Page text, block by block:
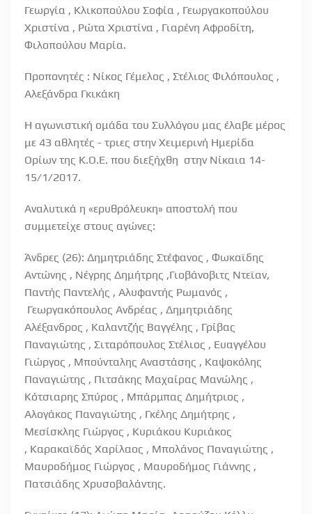
Γεωργία , Κλικοπούλου Σοφία , Γεωργακοπούλου
Χριστίνα , Ρώτα Χριστίνα , Γιαρένη Αφροδίτη,
Φιλοπούλου Μαρία.
Προπονητές : Νίκος Γέμελος , Στέλιος Φιλόπουλος ,
Αλεξάνδρα Γκικάκη
Η αγωνιστική ομάδα του Συλλόγου μας έλαβε μέρος
με 43 αθλητές - τριες στην Χειμερινή Ημερίδα
Ορίων της Κ.Ο.Ε. που διεξήχθη στην Νίκαια 14-
15/1/2017.
Αναλυτικά η «ερυθρόλευκη» αποστολή που
συμμετείχε στους αγώνες:
Άνδρες (26): Δημητριάδης Στέφανος , Φωκαϊδης
Αντώνης , Νέγρης Δημήτρης ,Γιοβάνοβιτς Ντεϊαν,
Παντής Παντελής , Αλυφαντής Ρωμανός ,
Γεωργακόπουλος Ανδρέας , Δημητριάδης
Αλέξανδρος , Καλαντζής Βαγγέλης , Γρίβας
Παναγιώτης , Σιταρόπουλος Στέλιος , Ευαγγέλου
Γιώργος , Μπούνταλης Αναστάσης , Καψοκόλης
Παναγιώτης , Πιτσάκης Μαχαίρας Μανώλης ,
Κότσιαρης Σπύρος , Μπάρμπας Δημήτριος ,
Αλογάκος Παναγιώτης , Γκέλης Δημήτρης ,
Μεσίσκλης Γιώργος , Κυριάκου Κυριάκος
, Καρακαϊδός Χαρίλαος , Μπολάνος Παναγιώτης ,
Μαυροδήμος Γιώργος , Μαυροδήμος Γιάννης ,
Πατσιάδης Χρυσοβαλάντης.